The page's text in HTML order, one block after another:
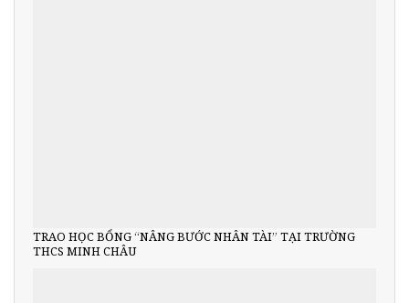
TRAO HỌC BỔNG “NÂNG BƯỚC NHÂN TÀI” TẠI TRƯỜNG
THCS MINH CHÂU